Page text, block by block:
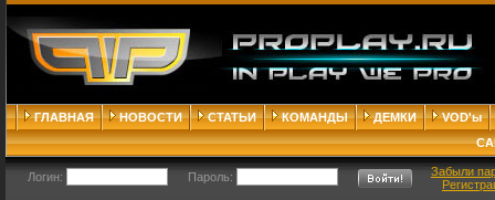
ГЛАВНАЯ НОВОСТИ СТАТЬИ КОМАНДЫ ДЕМКИ
VOD'ы
Логин: Пароль:
Забыли